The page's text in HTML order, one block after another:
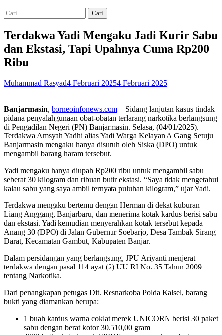
Cari
untuk:
Terdakwa Yadi Mengaku Jadi Kurir Sabu
dan Ekstasi, Tapi Upahnya Cuma Rp200
Ribu
Muhammad Rasyad4 Februari 20254 Februari 2025
Banjarmasin, borneoinfonews.com – Sidang lanjutan kasus tindak
pidana penyalahgunaan obat-obatan terlarang narkotika berlangsung
di Pengadilan Negeri (PN) Banjarmasin. Selasa, (04/01/2025).
Terdakwa Amsyah Yadhi alias Yadi Warga Kelayan A Gang Setuju
Banjarmasin mengaku hanya disuruh oleh Siska (DPO) untuk
mengambil barang haram tersebut.
Yadi mengaku hanya diupah Rp200 ribu untuk mengambil sabu
seberat 30 kilogram dan ribuan butir ekstasi. “Saya tidak mengetahui
kalau sabu yang saya ambil ternyata puluhan kilogram,” ujar Yadi.
Terdakwa mengaku bertemu dengan Herman di dekat kuburan
Liang Anggang, Banjarbaru, dan menerima kotak kardus berisi sabu
dan ekstasi. Yadi kemudian menyerahkan kotak tersebut kepada
Anang 30 (DPO) di Jalan Gubernur Soebarjo, Desa Tambak Sirang
Darat, Kecamatan Gambut, Kabupaten Banjar.
Dalam persidangan yang berlangsung, JPU Ariyanti menjerat
terdakwa dengan pasal 114 ayat (2) UU RI No. 35 Tahun 2009
tentang Narkotika.
Dari penangkapan petugas Dit. Resnarkoba Polda Kalsel, barang
bukti yang diamankan berupa:
1 buah kardus warna coklat merek UNICORN berisi 30 paket
sabu dengan berat kotor 30.510,00 gram